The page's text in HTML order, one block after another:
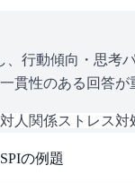
、行動傾向・思考
貫性のある回答が
対人関係ストレス対
SPIの例題